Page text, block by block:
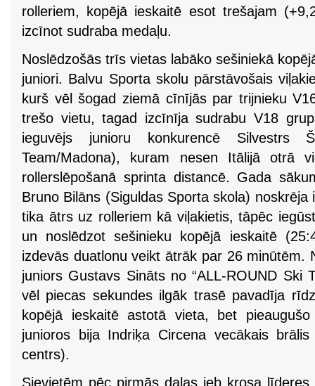
rolleriem, kopējā ieskaitē esot trešajam
izcīnot sudraba medaļu.
Noslēdzošās trīs vietas labāko sešiniekā
juniori. Balvu Sporta skolu pārstāvošais
kurš vēl šogad ziemā cīnījās par trijnieku
trešo vietu, tagad izcīnīja sudrabu V18
ieguvējs junioru konkurencē Silvestrs
Team/Madona), kuram nesen Itālijā otrā
rollerslēpošanā sprinta distancē. Gada
Bruno Bilāns (Siguldas Sporta skola)
tika ātrs uz rolleriem kā viļakietis, tāpēc
un noslēdzot sešinieku kopējā ieskaitē
izdevās duatlonu veikt ātrāk par 26 minūtēm.
juniors Gustavs Sināts no “ALL-ROUND Ski
vēl piecas sekundes ilgāk trasē pavadīja
kopējā ieskaitē astotā vieta, bet
junioros bija Indriķa Circena vecākais
centrs).
Sievietēm pēc pirmās daļas jeb krosa